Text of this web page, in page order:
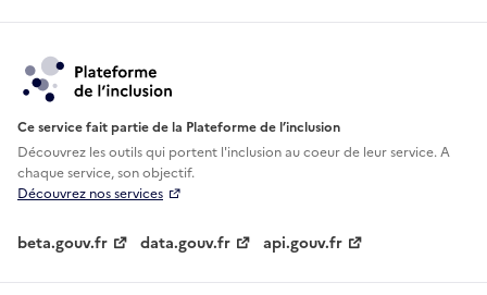
Ce service fait partie de la Plateforme de l’inclusion
Découvrez les outils qui portent l'inclusion aucoeur de leur service. A
chaque service, son objectif.
Découvrez nos services
beta.gouv.fr data.gouv.fr api.gouv.fr